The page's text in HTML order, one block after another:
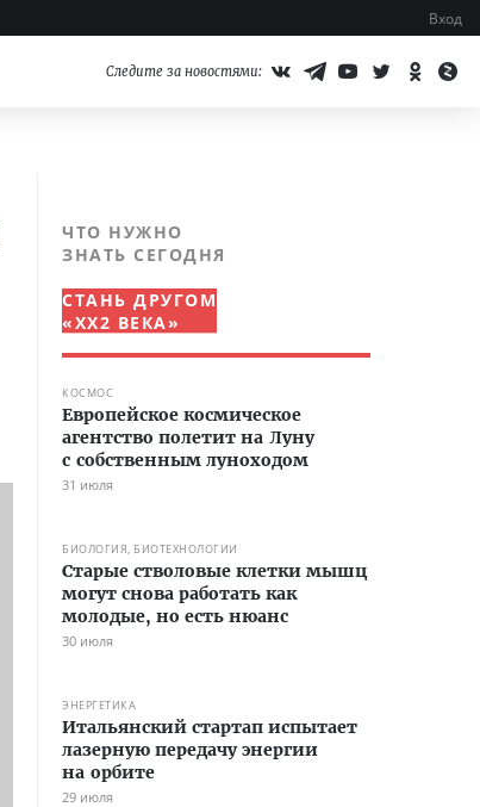
Вход
Следите за новостями:
ЧТО НУЖНО
ЗНАТЬ СЕГОДНЯ
СТАНЬ ДРУГОМ
«XX2 ВЕКА»
КОСМОС
Европейское космическое
агентство полетит на Луну
с собственным луноходом
31 июля
БИОЛОГИЯ, БИОТЕХНОЛОГИИ
Старые стволовые клетки мышц
могут снова работать как
молодые, но есть нюанс
30 июля
ЭНЕРГЕТИКА
Итальянский стартап испытает
лазерную передачу энергии
на орбите
29 июля